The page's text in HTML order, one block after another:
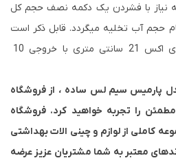
نیاز با فشردن یک دکمه نصف حجم کل
حجم آب تخلیه میگردد. قابل ذکر است
پارمیس سیم لس ساده ، از فروشگاه
را تجربه خواهید کرد. فروشگاه
کاملی از لوازم و چینی الات بهداشتی
معتبر به شما مشتریان عزیز عرضه